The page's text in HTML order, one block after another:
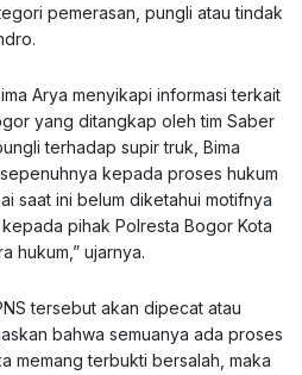
pemerasan, pungli atau tindak
Arya menyikapi informasi terkait
yang ditangkap oleh tim Saber
terhadap supir truk, Bima
kepada proses hukum
saat ini belum diketahui motifnya
pihak Polresta Bogor Kota
hukum,” ujarnya.
tersebut akan dipecat atau
bahwa semuanya ada proses
memang terbukti bersalah, maka